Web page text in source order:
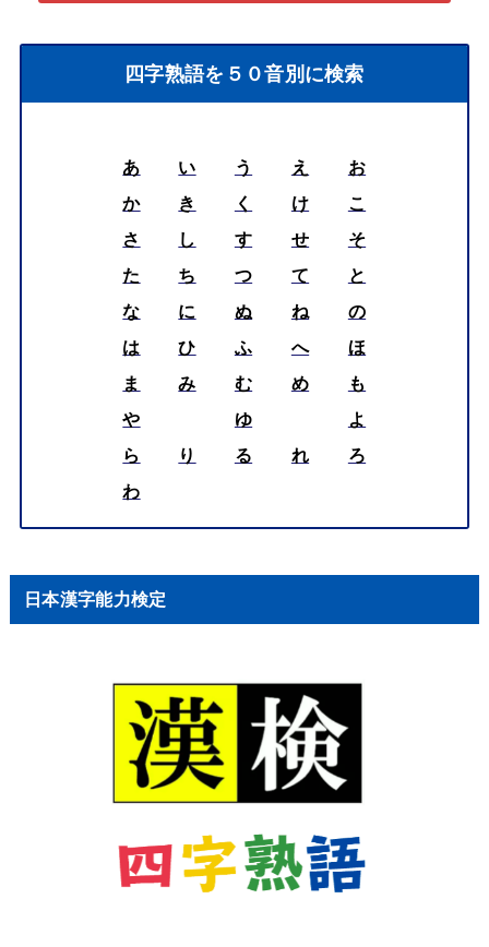
四字熟語を５０音別に検索
あ い う え
お
か
き く け
こ
さ
し す せ
そ
た
ち つ て
と
な
に ぬ ね
の
は
ひ ふ へ
ほ
ま
み む め
も
や
ゆ
よ
ら
り る れ
ろ
わ
日本漢字能力検定